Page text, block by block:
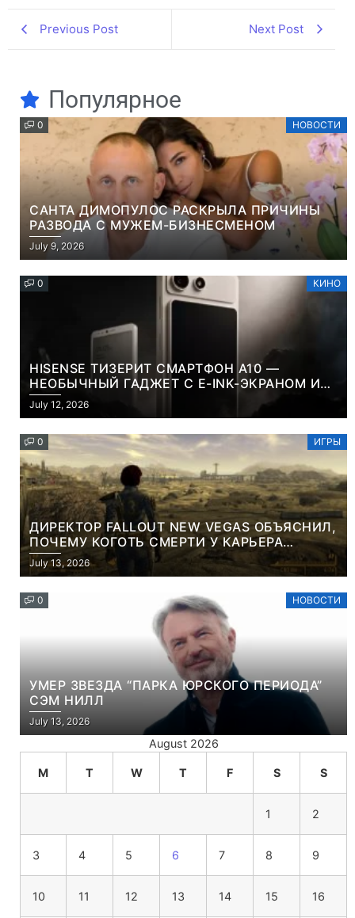
Previous Post Next Post
Популярное
0 НОВОСТИ
САНТА ДИМОПУЛОС РАСКРЫЛА ПРИЧИНЫ
РАЗВОДА С МУЖЕМ-БИЗНЕСМЕНОМ
July 9, 2026
0 КИНО
HISENSE ТИЗЕРИТ СМАРТФОН A10 —
НЕОБЫЧНЫЙ ГАДЖЕТ С E-INK-ЭКРАНОМ И
СЪЕМНОЙ LCD-ПАНЕЛЬЮ ДЛЯ ЦВЕТНОГО
КОНТЕНТА И СОЦСЕТЕЙ
July 12, 2026
0 ИГРЫ
ДИРЕКТОР FALLOUT NEW VEGAS ОБЪЯСНИЛ,
ПОЧЕМУ КОГОТЬ СМЕРТИ У КАРЬЕРА
НАМЕРЕННО СНОСИТ ВАМ ГОЛОВУ
July 13, 2026
0 НОВОСТИ
УМЕР ЗВЕЗДА “ПАРКА ЮРСКОГО ПЕРИОДА”
СЭМ НИЛЛ
July 13, 2026
August 2026
M T W T F S S
1 2
3 4 5 6 7 8 9
10 11 12 13 14 15 16